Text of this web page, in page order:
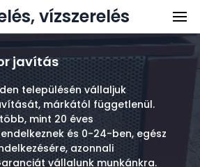
vízszerelés
javítás
településén vállaljuk
márkától függetlenül.
mint 20 éves
és 0-24-ben, egész
azonnali
vállalunk munkánkra.